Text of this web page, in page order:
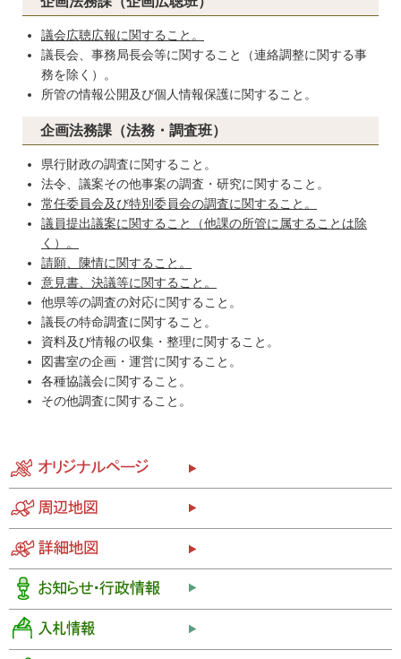
議会広聴広報に関すること。
議長会、事務局長会等に関すること（連絡調整に関する事
務を除く）。
所管の情報公開及び個人情報保護に関すること。
企画法務課（法務・調査班）
県行財政の調査に関すること。
法令、議案その他事案の調査・研究に関すること。
常任委員会及び特別委員会の調査に関すること。
議員提出議案に関すること（他課の所管に属することは除
く）。
請願、陳情に関すること。
意見書、決議等に関すること。
他県等の調査の対応に関すること。
議長の特命調査に関すること。
資料及び情報の収集・整理に関すること。
図書室の企画・運営に関すること。
各種協議会に関すること。
その他調査に関すること。